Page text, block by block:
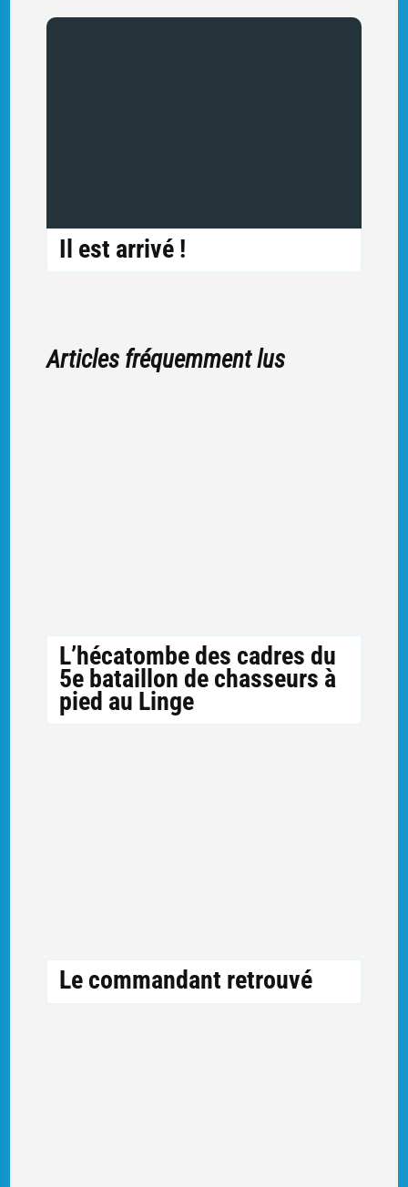
Il est arrivé !
Articles fréquemment lus
L’hécatombe des cadres du
5e bataillon de chasseurs à
pied au Linge
Le commandant retrouvé